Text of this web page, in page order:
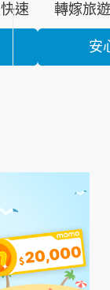
速 轉嫁旅
安